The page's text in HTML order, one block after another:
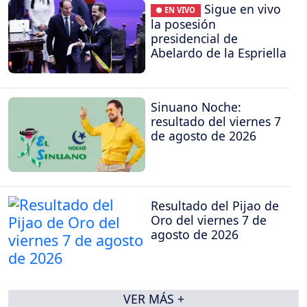
● EN VIVO
Sigue en vivo
la posesión
presidencial de
Abelardo de la Espriella
Sinuano Noche:
resultado del viernes 7
de agosto de 2026
Resultado del Pijao de
Oro del viernes 7 de
agosto de 2026
VER MÁS +